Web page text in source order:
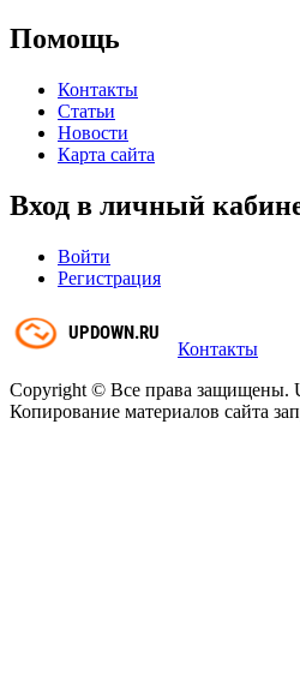
Помощь
Контакты
Статьи
Новости
Карта сайта
Вход в личный
Войти
Регистрация
Контакты
Copyright © Все права защищены.
Копирование материалов сайта